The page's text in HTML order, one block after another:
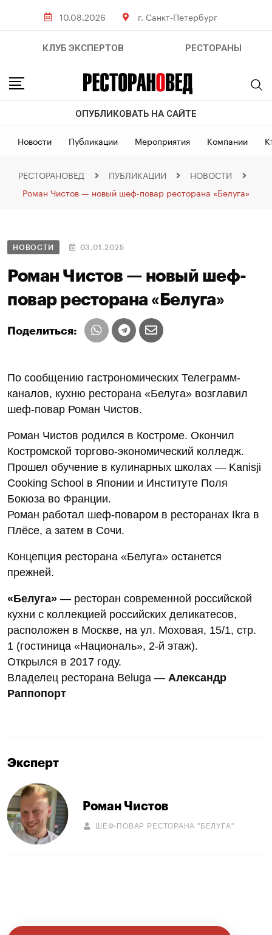
10.08.2026 г. Санкт-Петербург
КЛУБ ЭКСПЕРТОВ РЕСТОРАНЫ
ОПУБЛИКОВАТЬ НА САЙТЕ
Новости Публикации Мероприятия Компании
РЕСТОРАНОВЕД ПУБЛИКАЦИИ
НОВОСТИ
Роман Чистов — новый шеф-повар ресторана «Белуга»
НОВОСТИ 03.01.2025
Роман Чистов — новый шеф-
повар ресторана «Белуга»
Поделиться:
По сообщению гастрономических Телеграмм-
каналов, кухню ресторана «Белуга» возглавил
шеф-повар Роман Чистов.
Роман Чистов родился в Костроме. Окончил
Костромской торгово-экономический колледж.
Прошел обучение в кулинарных школах — Kanisji
Cooking School в Японии и Институте Поля
Бокюза во Франции.
Роман работал шеф-поваром в ресторанах Ikra в
Плёсе, а затем в Сочи.
Концепция ресторана «Белуга» останется
прежней.
«Белуга» — ресторан современной российской
кухни с коллекцией российских деликатесов,
расположен в Москве, на ул. Моховая, 15/1, стр.
1 (гостиница «Националь», 2-й этаж).
Открылся в 2017 году.
Владелец ресторана Beluga — Александр
Раппопорт
Эксперт
Роман Чистов
ШЕФ-ПОВАР РЕСТОРАНА "БЕЛУГА"